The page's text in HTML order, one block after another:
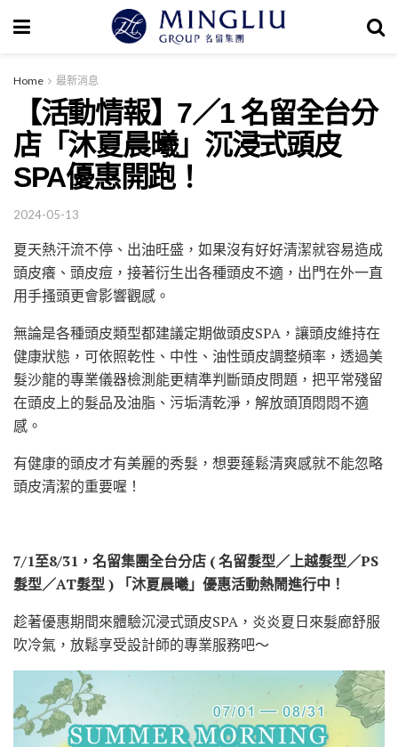
Home 最新消息
【活動情報】7／1 名留全台分
店「沐夏晨曦」沉浸式頭皮
SPA優惠開跑！
2024-05-13
夏天熱汗流不停、出油旺盛，如果沒有好好清潔就容易造成
頭皮癢、頭皮痘，接著衍生出各種頭皮不適，出門在外一直
用手搔頭更會影響觀感。
無論是各種頭皮類型都建議定期做頭皮SPA，讓頭皮維持在
健康狀態，可依照乾性、中性、油性頭皮調整頻率，透過美
髮沙龍的專業儀器檢測能更精準判斷頭皮問題，把平常殘留
在頭皮上的髮品及油脂、污垢清乾淨，解放頭頂悶悶不適
感。
有健康的頭皮才有美麗的秀髮，想要蓬鬆清爽感就不能忽略
頭皮清潔的重要喔！
7/1至8/31，名留集團全台分店 ( 名留髮型／上越髮型／PS
髮型／AT髮型 ) 「沐夏晨曦」優惠活動熱鬧進行中！
趁著優惠期間來體驗沉浸式頭皮SPA，炎炎夏日來髮廊舒服
吹冷氣，放鬆享受設計師的專業服務吧～